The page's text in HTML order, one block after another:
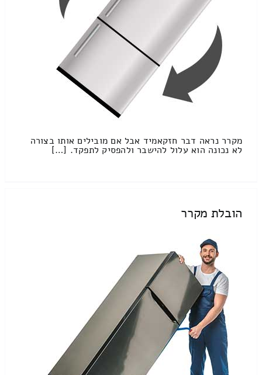
מקרר נראה דבר חזקאמיד אבל אם מובילים אותו בצורה
לא נכונה הוא עלול להישבר ולהפסיק לתפקד. […]
הובלת מקרר